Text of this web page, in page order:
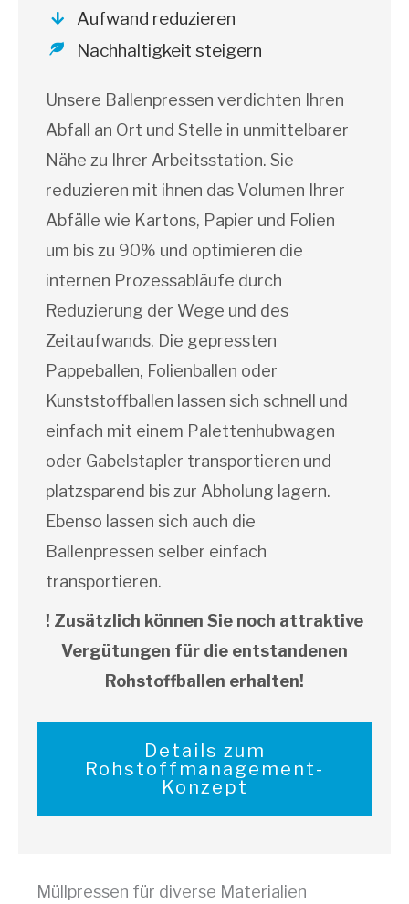
Aufwand reduzieren
Nachhaltigkeit steigern
Unsere Ballenpressen verdichten Ihren
Abfall an Ort und Stelle in unmittelbarer
Nähe zu Ihrer Arbeitsstation. Sie
reduzieren mit ihnen das Volumen Ihrer
Abfälle wie Kartons, Papier und Folien
um bis zu 90% und optimieren die
internen Prozessabläufe durch
Reduzierung der Wege und des
Zeitaufwands. Die gepressten
Pappeballen, Folienballen oder
Kunststoffballen lassen sich schnell und
einfach mit einem Palettenhubwagen
oder Gabelstapler transportieren und
platzsparend bis zur Abholung lagern.
Ebenso lassen sich auch die
Ballenpressen selber einfach
transportieren.
! Zusätzlich können Sie noch attraktive
Vergütungen für die entstandenen
Rohstoffballen erhalten!
Details zum
Rohstoffmanagement-
Konzept
Müllpressen für diverse Materialien